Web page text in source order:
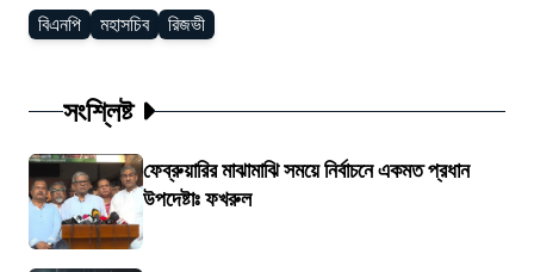
বিএনপি মহাসচিব রিজভী
সংশ্লিষ্ট
ফেব্রুয়ারির মাঝামাঝি সময়ে নির্বাচনে একমত প্রধান
উপদেষ্টাঃ ফখরুল